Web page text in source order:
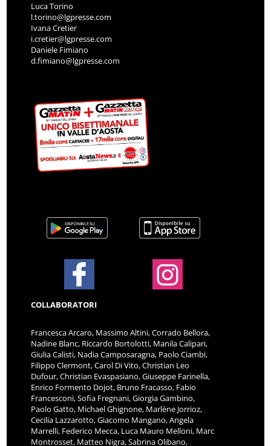
Luca Torino
l.torino@lgpresse.com
Ivana Cretier
i.cretier@lgpresse.com
Daniele Fimiano
d.fimiano@lgpresse.com
COLLABORATORI
Francesca Arcaro, Massimo Altini, Corrado Bellora,
Nadine Blanc, Riccardo Bortolotti, Manila Calipari,
Giulia Calisti, Nadia Camposaragna, Paolo Ciambi,
Filippo Clermont, Carol Di Vito, Christian Leo
Dufour, Christian Evaspasiano, Giuseppe Farinella,
Enrico Formento Dojot, Bruno Fracasso, Fabio
Francesconi, Sofia Fregnani, Giorgia Gambino,
Paolo Gatto, Michael Ghignone, Marlène Jorrioz,
Cecilia Lazzarotto, Giacomo Mangano, Angela
Marrelli, Federico Mecca, Luca Mauro Melloni, Marc
Montrosset, Matteo Nigra, Sabrina Olibano,